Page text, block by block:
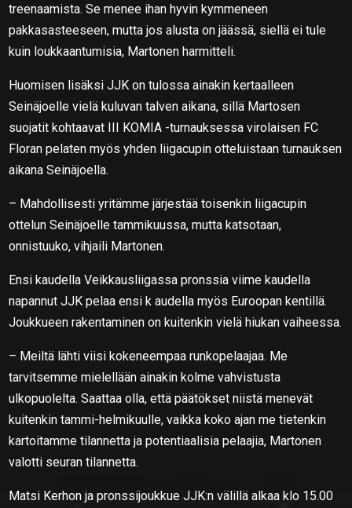
treenaamista. Se menee ihan hyvin kymmeneen
pakkasasteeseen, mutta jos alusta on jäässä, siellä ei tule
kuin loukkaantumisia, Martonen harmitteli.
Huomisen lisäksi JJK on tulossa ainakin kertaalleen
Seinäjoelle vielä kuluvan talven aikana, sillä Martosen
suojatit kohtaavat III KOMIA -turnauksessa virolaisen FC
Floran pelaten myös yhden liigacupin otteluistaan turnauksen
aikana Seinäjoella.
– Mahdollisesti yritämme järjestää toisenkin liigacupin
ottelun Seinäjoelle tammikuussa, mutta katsotaan,
onnistuuko, vihjaili Martonen.
Ensi kaudella Veikkausliigassa pronssia viime kaudella
napannut JJK pelaa ensi k audella myös Euroopan kentillä.
Joukkueen rakentaminen on kuitenkin vielä hiukan vaiheessa.
– Meiltä lähti viisi kokeneempaa runkopelaajaa. Me
tarvitsemme mielellään ainakin kolme vahvistusta
ulkopuolelta. Saattaa olla, että päätökset niistä menevät
kuitenkin tammi-helmikuulle, vaikka koko ajan me tietenkin
kartoitamme tilannetta ja potentiaalisia pelaajia, Martonen
valotti seuran tilannetta.
Matsi Kerhon ja pronssijoukkue JJK:n välillä alkaa klo 15.00